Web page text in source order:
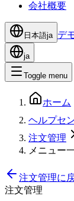
会社概要
日本語ja デ
ja
Toggle menu
ホーム
ヘルプセ
注文管理
メニュー
注文管理に
注文管理